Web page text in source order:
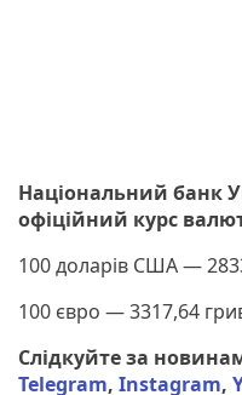
Національний банк
офіційний курс
100 доларів США —
100 євро — 3317,64
Слідкуйте за
Telegram, Instagram,